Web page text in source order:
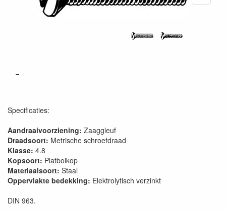
-
Specificaties:
Aandraaivoorziening: Zaaggleuf
Draadsoort: Metrische schroefdraad
Klasse: 4.8
Kopsoort: Platbolkop
Materiaalsoort: Staal
Oppervlakte bedekking: Elektrolytisch verzinkt
DIN 963.